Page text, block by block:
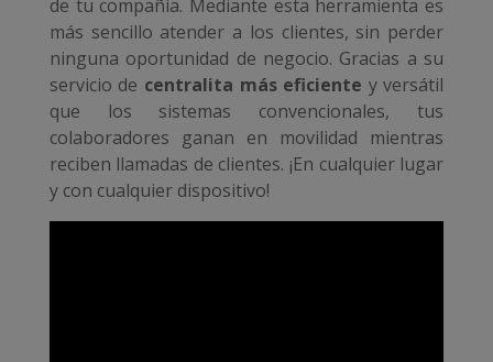
de tu compañía. Mediante esta herramienta es
más sencillo atender a los clientes, sin perder
ninguna oportunidad de negocio. Gracias a su
servicio de centralita más eficiente y versátil
que los sistemas convencionales, tus
colaboradores ganan en movilidad mientras
reciben llamadas de clientes. ¡En cualquier lugar
y con cualquier dispositivo!